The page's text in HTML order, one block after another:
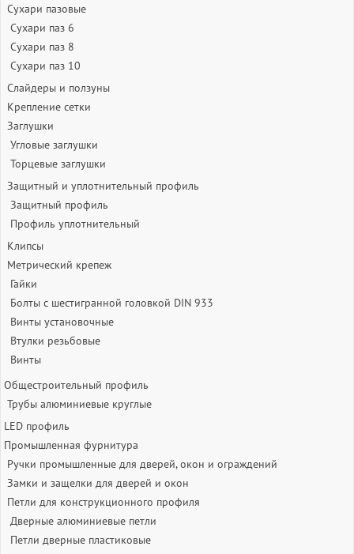
Сухари пазовые
Сухари паз 6
Сухари паз 8
Сухари паз 10
Слайдеры и ползуны
Крепление сетки
Заглушки
Угловые заглушки
Торцевые заглушки
Защитный и уплотнительный профиль
Защитный профиль
Профиль уплотнительный
Клипсы
Метрический крепеж
Гайки
Болты с шестигранной головкой DIN 933
Винты установочные
Втулки резьбовые
Винты
Общестроительный профиль
Трубы алюминиевые круглые
LED профиль
Промышленная фурнитура
Ручки промышленные для дверей, окон и ограждений
Замки и защелки для дверей и окон
Петли для конструкционного профиля
Дверные алюминиевые петли
Петли дверные пластиковые